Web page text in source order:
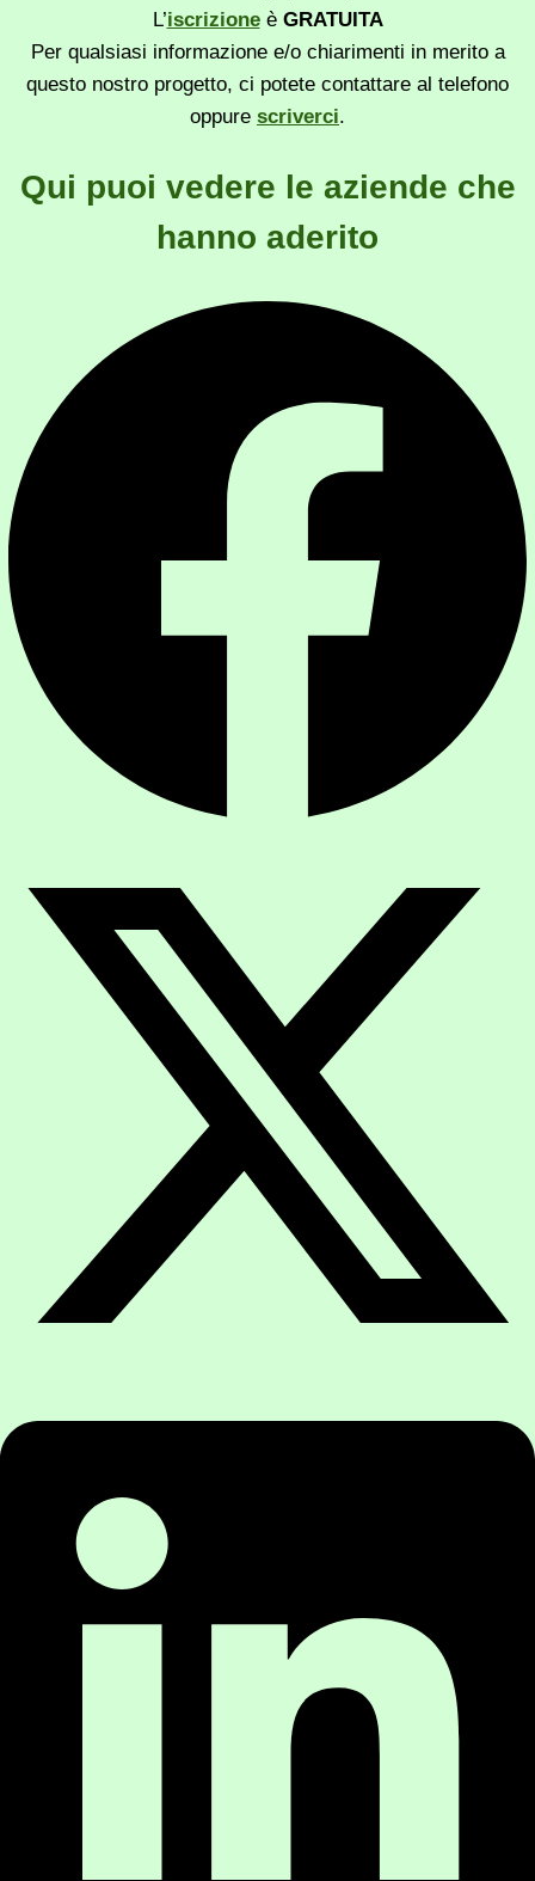
L’iscrizioneè GRATUITA
Per qualsiasi informazione e/o chiarimenti in merito a
questo nostro progetto, ci potete contattare al telefono
oppure scriverci.
Qui puoi vedere le aziende che
hanno aderito